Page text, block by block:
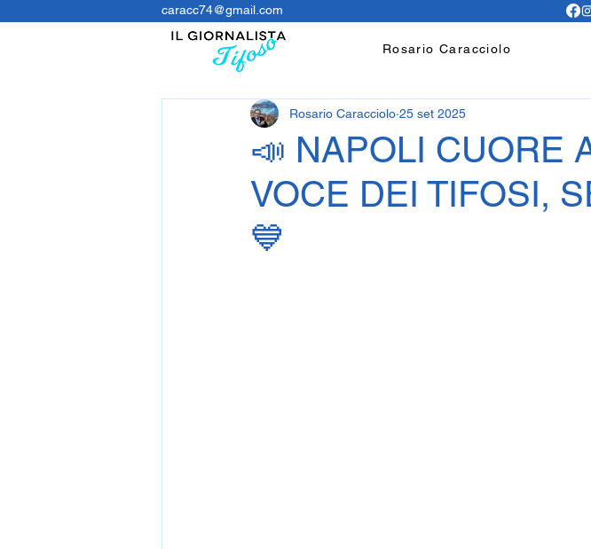
caracc74@gmail.com
Rosario Caracciolo
📣 NAPOLI CUORE
VOCE DEI TIFOSI,
💙
Rosario Caracciolo 25 set 2025